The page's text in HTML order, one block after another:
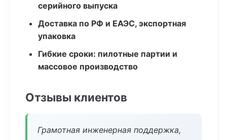
серийного выпуска
Доставка по РФ и ЕАЭС, экспортная
упаковка
Гибкие сроки: пилотные партии и
массовое производство
Отзывы клиентов
Грамотная инженерная поддержка,